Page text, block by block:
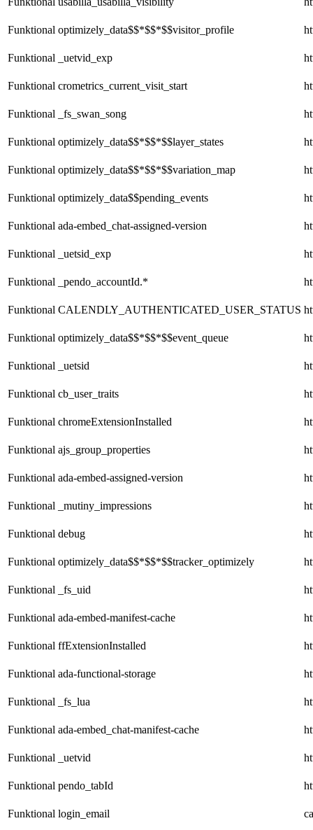
Funktional optimizely_data$$*$$*$$visitor_profile
Funktional _uetvid_exp
Funktional crometrics_current_visit_start
Funktional _fs_swan_song
Funktional optimizely_data$$*$$*$$layer_states
Funktional optimizely_data$$*$$*$$variation_map
Funktional optimizely_data$$pending_events
Funktional ada-embed_chat-assigned-version
Funktional _uetsid_exp
Funktional _pendo_accountId.*
Funktional CALENDLY_AUTHENTICATED_USER_STATUS
Funktional optimizely_data$$*$$*$$event_queue
Funktional _uetsid
Funktional cb_user_traits
Funktional chromeExtensionInstalled
Funktional ajs_group_properties
Funktional ada-embed-assigned-version
Funktional _mutiny_impressions
Funktional debug
Funktional optimizely_data$$*$$*$$tracker_optimizely
Funktional _fs_uid
Funktional ada-embed-manifest-cache
Funktional ffExtensionInstalled
Funktional ada-functional-storage
Funktional _fs_lua
Funktional ada-embed_chat-manifest-cache
Funktional _uetvid
Funktional pendo_tabId
Funktional login_email